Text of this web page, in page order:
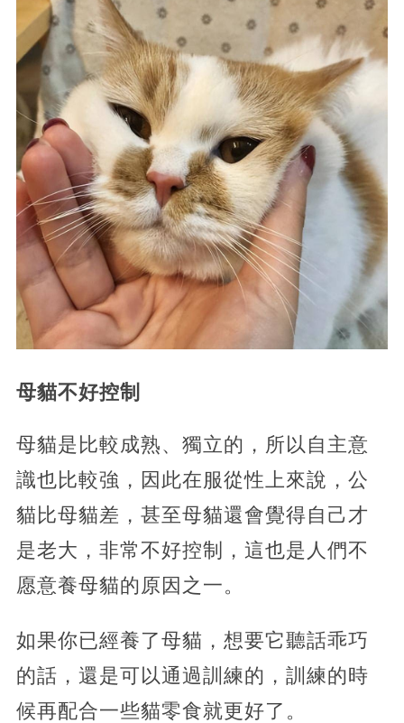
母貓不好控制
母貓是比較成熟、獨立的，所以自主意
識也比較強，因此在服從性上來說，公
貓比母貓差，甚至母貓還會覺得自己才
是老大，非常不好控制，這也是人們不
愿意養母貓的原因之一。
如果你已經養了母貓，想要它聽話乖巧
的話，還是可以通過訓練的，訓練的時
候再配合一些貓零食就更好了。